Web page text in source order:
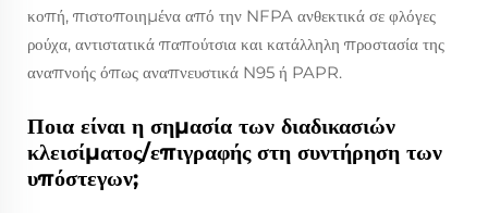
κοπή, πιστοποιημένα από την NFPA ανθεκτικά σε φλόγες
ρούχα, αντιστατικά παπούτσια και κατάλληλη προστασία της
αναπνοής όπως αναπνευστικά N95 ή PAPR.
Ποια είναι η σημασία των διαδικασιών
κλεισίματος/επιγραφής στη συντήρηση των
υπόστεγων;